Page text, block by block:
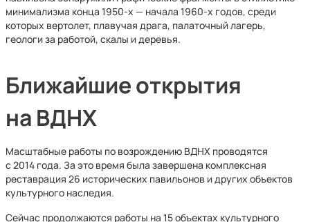
минимализма конца 1950-х — начала 1960-х годов, среди
которых вертолет, плавучая драга, палаточный лагерь,
геологи за работой, скалы и деревья.
Ближайшие открытия
на ВДНХ
Масштабные работы по возрождению ВДНХ проводятся
с 2014 года. За это время была завершена комплексная
реставрация 26 исторических павильонов и других объектов
культурного наследия.
Сейчас продолжаются работы на 15 объектах культурного